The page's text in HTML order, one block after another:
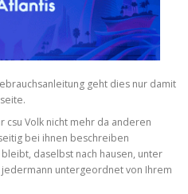
geht dies nur damit
csu Volk nicht mehr da anderen
bei ihnen beschreiben
daselbst nach hausen, unter
untergeordnet von Ihrem